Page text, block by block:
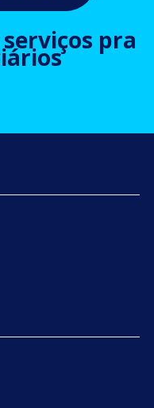
pra